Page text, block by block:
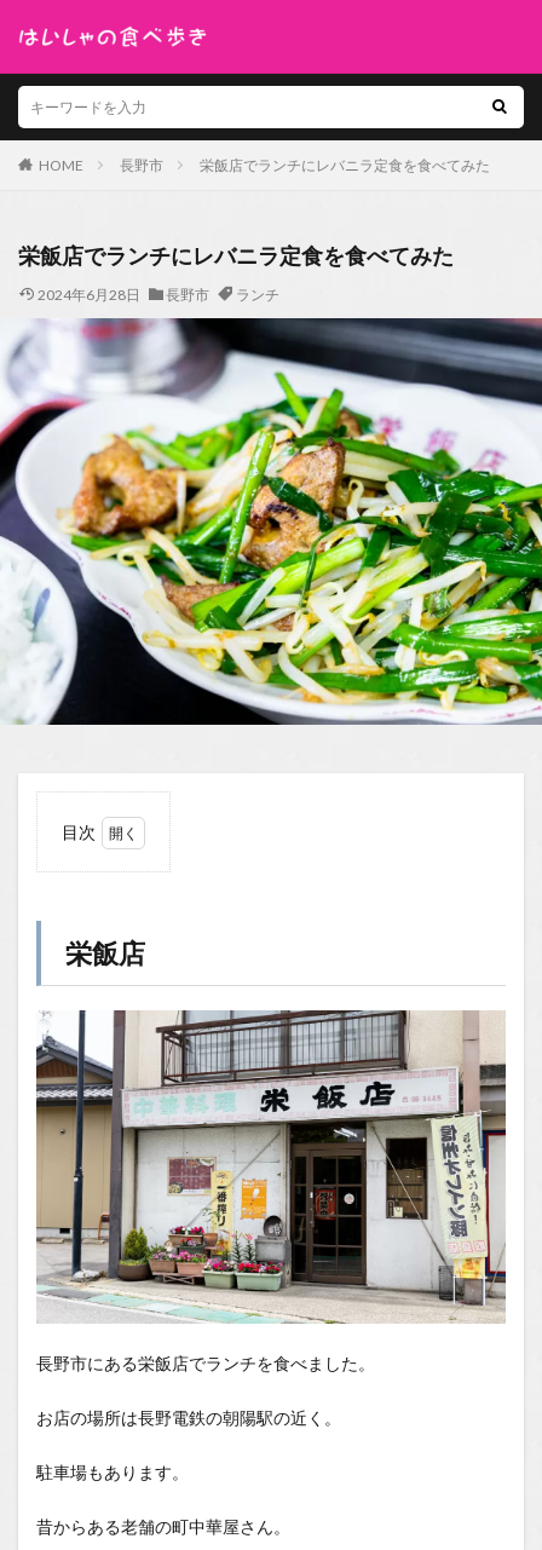
HOME 長野市 栄飯店でランチにレバニラ定食を食べてみた
栄飯店でランチにレバニラ定食を食べてみた
2024年6月28日 長野市 ランチ
目次
1.1
場所
You
Tube
1.2.1
はいし
ゃの食
べ歩き
Tubeチ
ャンネ
ル
栄飯店
長野市にある栄飯店でランチを食べました。
お店の場所は長野電鉄の朝陽駅の近く。
駐車場もあります。
昔からある老舗の町中華屋さん。